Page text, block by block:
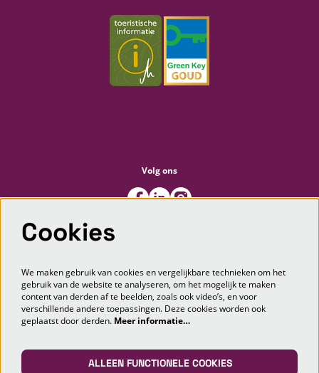
Volg ons
Meld je aan voor de nieuwsbrief
AANMELDEN
Deze site wordt beschermd door reCAPTCHA, dataverwerking gebeurt in overeenstemming met deCloud Data Processing
Cookies
We maken gebruik van cookies en vergelijkbare technieken om het
gebruik van de website te analyseren, om het mogelijk te maken
content van derden af te beelden, zoals ook video’s, en voor
verschillende andere toepassingen. Deze cookies worden ook
geplaatst door derden. Meer informatie…
ALLEEN FUNCTIONELE COOKIES